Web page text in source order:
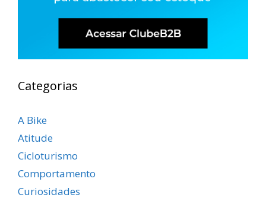
Categorias
A Bike
Atitude
Cicloturismo
Comportamento
Curiosidades